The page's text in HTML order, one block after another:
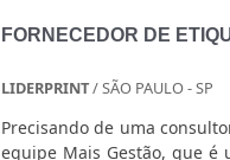
oferecidas pela
materiais;Prontas para
brilho na face frontal de
modelos de etiquetas
utilizada para diversos
FORNECEDOR DE
LIDERPRINT/ SÃO PAULO - SP
Precisando de uma
equipe Mais Gestão, que